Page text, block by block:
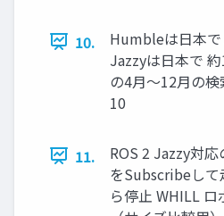
10.
Humbleは日本
Jazzyは日本で
の4月〜12月の検
10
11.
ROS 2 Jazzy対
をSubscribeし
ら停止 WHILL